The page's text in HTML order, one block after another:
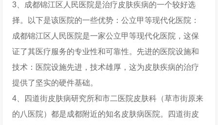
3、成都锦江区人民医院是治疗皮肤疾病的一个较好选
择。以下是该医院的一些优势：公立甲等现代化医院：
成都锦江区人民医院是一家公立甲等现代化医院，这保
证了其医疗服务的专业性和可靠性。先进的医院设施和
技术：医院设施先进，技术雄厚，这为皮肤疾病的治疗
提供了坚实的硬件基础。
4、四道街皮肤病研究所和市二医院皮肤科（草市街原来
的八医院）都是成都附近的知名皮肤病医院。四道街皮